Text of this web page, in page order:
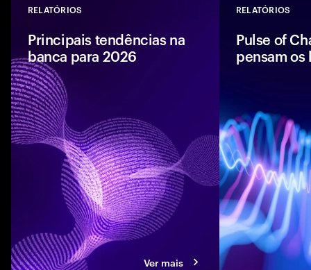
RELATÓRIOS
Principais tendências na
banca para 2026
dinheiro
concorrência vão
cliente e o
Ver mais
RELATÓRIOS
Pulse of
pensam